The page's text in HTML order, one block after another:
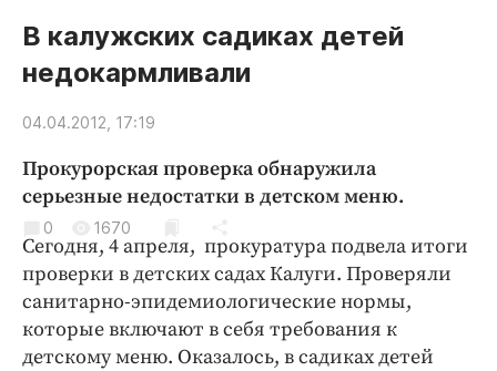
Новости компаний
Статьи
Народные новости
Благоустройство
Криминал
Культура
Недвижимость и ЖКХ
Образование
Общество
В калужских садиках детей
недокармливали
04.04.2012, 17:19
Прокурорская проверка обнаружила
серьезные недостатки в детском меню.
0 1670
Сегодня, 4 апреля, прокуратура подвела итоги
проверки в детских садах Калуги. Проверяли
санитарно-эпидемиологические нормы,
которые включают в себя требования к
детскому меню. Оказалось, в садиках детей